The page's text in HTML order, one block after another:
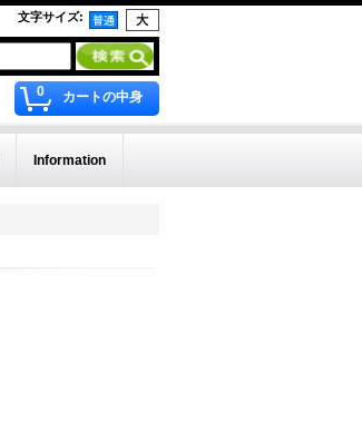
文字サイズ:
0 カートの中身
Information